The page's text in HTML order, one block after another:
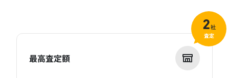
最高査定額
2社
査定